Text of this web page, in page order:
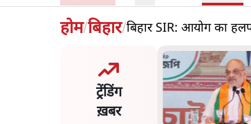
होम/बिहार/बिहार SIR: आयोग का
ट्रेंडिंग
ख़बर
शाह के संसद में आने पर
करे सरकार': राज्यसभा